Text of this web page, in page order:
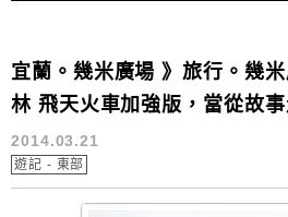
宜蘭。幾米廣場 》旅行。幾
林 飛天火車加強版，當從故
2014.03.21
遊記 - 東部